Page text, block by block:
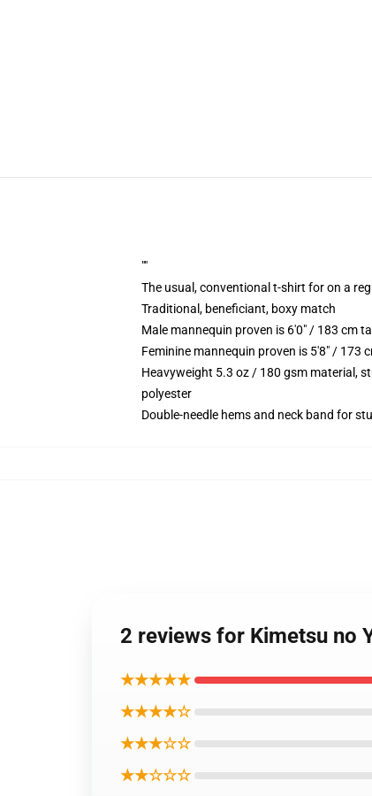
""
The usual, conventional t-shirt for on a
Traditional, beneficiant, boxy match
Male mannequin proven is 6'0" / 183 cm
Feminine mannequin proven is 5'8" / 173
Heavyweight 5.3 oz / 180 gsm material,
polyester
Double-needle hems and neck band for
2 reviews for Kimetsu no
★★★★★
★★★★☆
★★★☆☆
★★☆☆☆